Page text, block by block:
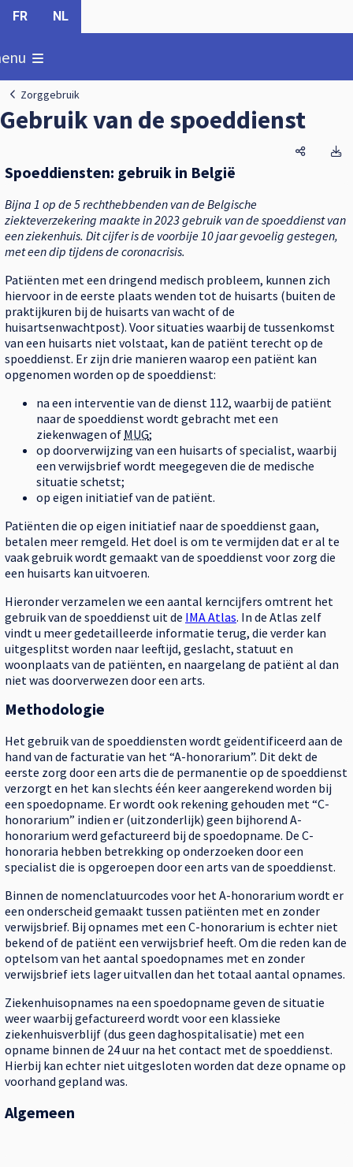
FR NL
Zorggebruik
Gebruik van de spoeddienst
Spoeddiensten: gebruik in België
Bijna 1 op de 5 rechthebbenden van de Belgische
ziekteverzekering maakte in 2023 gebruik van de spoeddienst van
een ziekenhuis. Dit cijfer is de voorbije 10 jaar gevoelig gestegen,
met een dip tijdens de coronacrisis.
Patiënten met een dringend medisch probleem, kunnen zich
hiervoor in de eerste plaats wenden tot de huisarts (buiten de
praktijkuren bij de huisarts van wacht of de
huisartsenwachtpost). Voor situaties waarbij de tussenkomst
van een huisarts niet volstaat, kan de patiënt terecht op de
spoeddienst. Er zijn drie manieren waarop een patiënt kan
opgenomen worden op de spoeddienst:
na een interventie van de dienst 112, waarbij de patiënt
naar de spoeddienst wordt gebracht met een
ziekenwagen of MUG;
op doorverwijzing van een huisarts of specialist, waarbij
een verwijsbrief wordt meegegeven die de medische
situatie schetst;
op eigen initiatief van de patiënt.
Patiënten die op eigen initiatief naar de spoeddienst gaan,
betalen meer remgeld. Het doel is om te vermijden dat er al te
vaak gebruik wordt gemaakt van de spoeddienst voor zorg die
een huisarts kan uitvoeren.
Hieronder verzamelen we een aantal kerncijfers omtrent het
gebruik van de spoeddienst uit de IMA Atlas. In de Atlas zelf
vindt u meer gedetailleerde informatie terug, die verder kan
uitgesplitst worden naar leeftijd, geslacht, statuut en
woonplaats van de patiënten, en naargelang de patiënt al dan
niet was doorverwezen door een arts.
Methodologie
Het gebruik van de spoeddiensten wordt geïdentificeerd aan de
hand van de facturatie van het “A-honorarium”. Dit dekt de
eerste zorg door een arts die de permanentie op de spoeddienst
verzorgt en het kan slechts één keer aangerekend worden bij
een spoedopname. Er wordt ook rekening gehouden met “C-
honorarium” indien er (uitzonderlijk) geen bijhorend A-
honorarium werd gefactureerd bij de spoedopname. De C-
honoraria hebben betrekking op onderzoeken door een
specialist die is opgeroepen door een arts van de spoeddienst.
Binnen de nomenclatuurcodes voor het A-honorarium wordt er
een onderscheid gemaakt tussen patiënten met en zonder
verwijsbrief. Bij opnames met een C-honorarium is echter niet
bekend of de patiënt een verwijsbrief heeft. Om die reden kan de
optelsom van het aantal spoedopnames met en zonder
verwijsbrief iets lager uitvallen dan het totaal aantal opnames.
Ziekenhuisopnames na een spoedopname geven de situatie
weer waarbij gefactureerd wordt voor een klassieke
ziekenhuisverblijf (dus geen daghospitalisatie) met een
opname binnen de 24 uur na het contact met de spoeddienst.
Hierbij kan echter niet uitgesloten worden dat deze opname op
voorhand gepland was.
Algemeen